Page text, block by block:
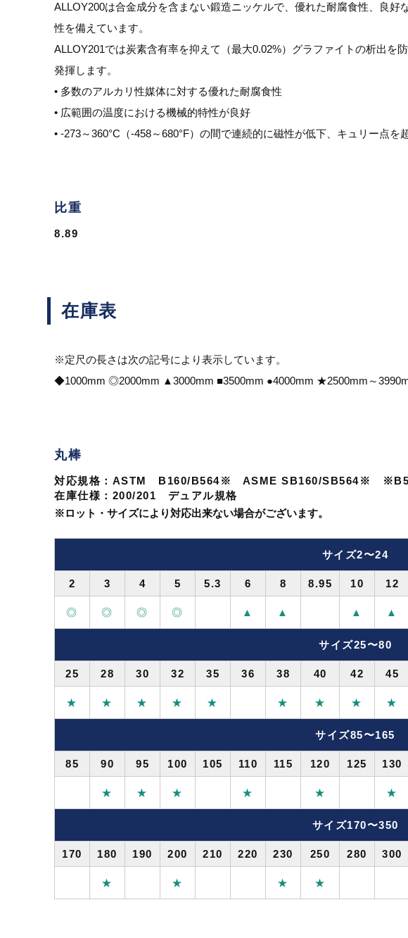
ALLOY200は合金成分を含まない鍛造ニッケルで、優れた耐腐食性、良
性を備えています。
ALLOY201では炭素含有率を抑えて（最大0.02%）グラファイトの析出を
発揮します。
• 多数のアルカリ性媒体に対する優れた耐腐食性
• 広範囲の温度における機械的特性が良好
• -273～360°C（-458～680°F）の間で連続的に磁性が低下、キュリー点を
比重
8.89
在庫表
※定尺の長さは次の記号により表示しています。
◆1000mm ◎2000mm ▲3000mm ■3500mm ●4000mm ★2500mm～
丸棒
対応規格：ASTM B160/B564※ ASME SB160/SB564※
在庫仕様：200/201 デュアル規格
※ロット・サイズにより対応出来ない場合がございます。
サイズ2〜24
2 3 4 5 5.3 6 8 8.95 10 12
◎ ◎ ◎ ◎ ▲ ▲ ▲ ▲
サイズ25〜80
25 28 30 32 35 36 38 40 42 45
★ ★ ★ ★ ★ ★ ★ ★ ★
サイズ85〜165
85 90 95 100 105 110 115 120 125 130
★ ★ ★ ★ ★ ★
サイズ170〜350
170 180 190 200 210 220 230 250 280 300
★ ★ ★ ★